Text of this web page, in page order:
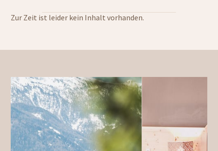
Zur Zeit ist leider kein Inhalt vorhanden.